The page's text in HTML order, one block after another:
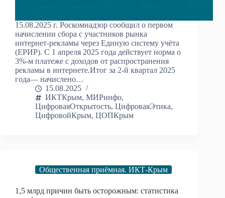
15.08.2025 г. Роскомнадзор сообщил о первом
начислении сбора с участников рынка
интернет-рекламы через Единую систему учёта
(ЕРИР). С 1 апреля 2025 года действует норма о
3%-м платеже с доходов от распространения
рекламы в интернете.Итог за 2-й квартал 2025
года— начислено…
15.08.2025
ИКТКрым, МИРинфо,
ЦифроваяОткрытость, ЦифроваяЭтика,
ЦифровойКрым, ЦОПКрым
Общественная приёмная. ИКТ-Крым
1,5 млрд причин быть осторожным: статистика